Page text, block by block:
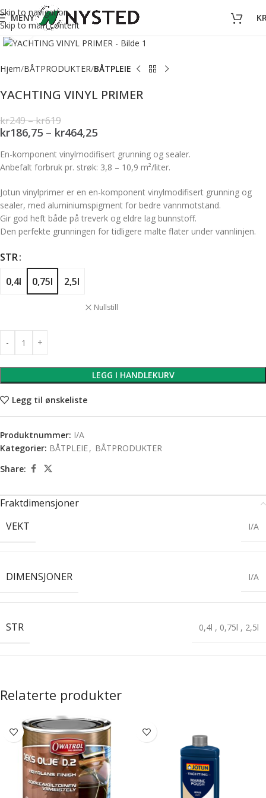
Skip to navigation
Skip to main content
MENY
Forstørr bilde
Hjem BÅTPRODUKTER BÅTPLEIE
YACHTING VINYL PRIMER
kr249–kr619
kr186,75 – kr464,25
En-komponent vinylmodifisert grunning og sealer.
Anbefalt forbruk pr. strøk: 3,8 – 10,9 m²/liter.
Jotun vinylprimer er en en-komponent vinylmodifisert grunning og
sealer, med aluminiumspigment for bedre vannmotstand.
Gir god heft både på treverk og eldre lag bunnstoff.
Den perfekte grunningen for tidligere malte flater under vannlinjen.
STR
0,4l
0,75l 2,5l
Nullstill
LEGG I HANDLEKURV
Legg til ønskeliste
Produktnummer: I/A
Kategorier: BÅTPLEIE, BÅTPRODUKTER
Share:
Fraktdimensjoner
VEKT
I/A
DIMENSJONER I/A
STR 0,4l , 0,75l , 2,5l
Relaterte produkter